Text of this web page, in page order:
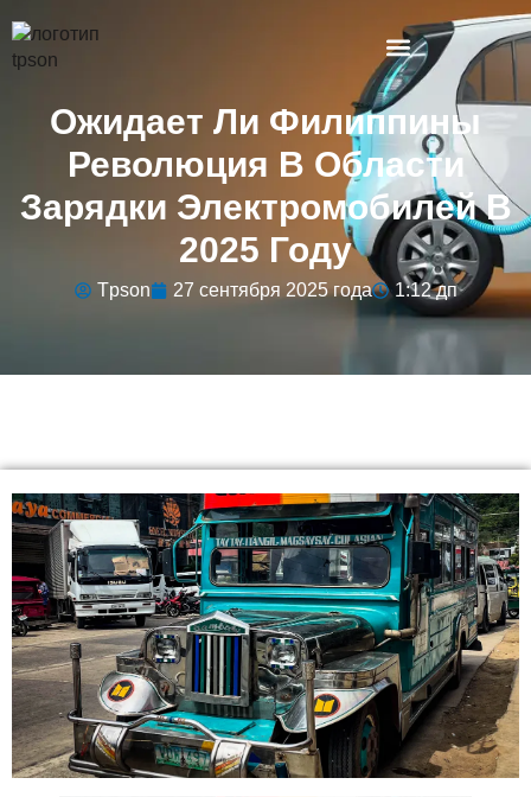
Ожидает Ли Филиппины
Революция В Области
Зарядки Электромобилей В
2025 Году
Tpson 27 сентября 2025 года 1:12 дп